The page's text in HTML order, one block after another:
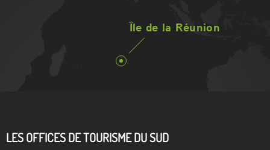
Île de la Réunion
LES OFFICES DE TOURISME DU SUD